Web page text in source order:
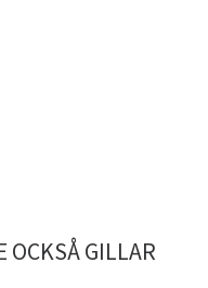
OCKSÅ GILLAR